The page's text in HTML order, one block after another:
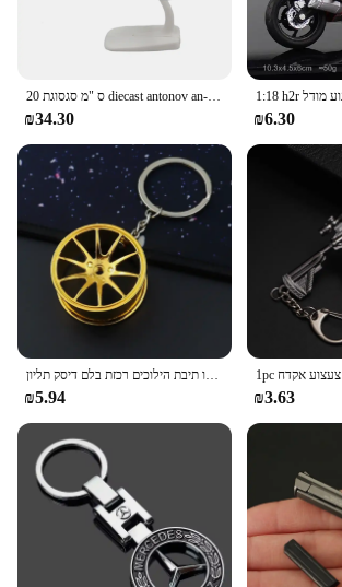
20 ס "מ סגסוגת diecast antonov an-225" mriya "b747 777 787 a380 350 מודל מטוס 330 מודל מטוס 1/400
₪34.30 ₪6.30
₪5.94 ₪3.63